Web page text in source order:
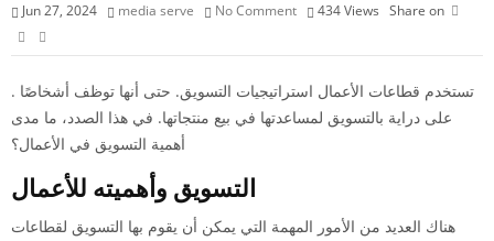
Jun 27, 2024 media serve No Comment 434Views Share on
. تستخدم قطاعات الأعمال استراتيجيات التسويق. حتى أنها توظف أشخاصًا
على دراية بالتسويق لمساعدتها في بيع منتجاتها. في هذا الصدد، ما مدى
أهمية التسويق في الأعمال؟
التسويق وأهميته للأعمال
هناك العديد من الأمور المهمة التي يمكن أن يقوم بها التسويق لقطاعات